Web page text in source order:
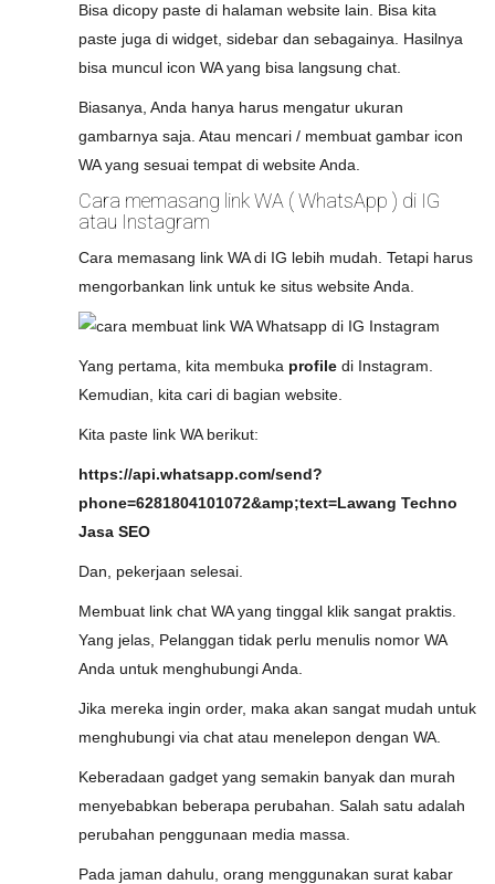
Bisa dicopy paste di halaman website lain. Bisa kita
paste juga di widget, sidebar dan sebagainya. Hasilnya
bisa muncul icon WA yang bisa langsung chat.
Biasanya, Anda hanya harus mengatur ukuran
gambarnya saja. Atau mencari / membuat gambar icon
WA yang sesuai tempat di website Anda.
Cara memasang link WA ( WhatsApp ) di IG
atau Instagram
Cara memasang link WA di IG lebih mudah. Tetapi harus
mengorbankan link untuk ke situs website Anda.
Yang pertama, kita membuka profile di Instagram.
Kemudian, kita cari di bagian website.
Kita paste link WA berikut:
https://api.whatsapp.com/send?
phone=6281804101072&amp;text=Lawang Techno
Jasa SEO
Dan, pekerjaan selesai.
Membuat link chat WA yang tinggal klik sangat praktis.
Yang jelas, Pelanggan tidak perlu menulis nomor WA
Anda untuk menghubungi Anda.
Jika mereka ingin order, maka akan sangat mudah untuk
menghubungi via chat atau menelepon dengan WA.
Keberadaan gadget yang semakin banyak dan murah
menyebabkan beberapa perubahan. Salah satu adalah
perubahan penggunaan media massa.
Pada jaman dahulu, orang menggunakan surat kabar